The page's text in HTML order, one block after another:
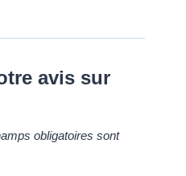
avis sur
obligatoires sont